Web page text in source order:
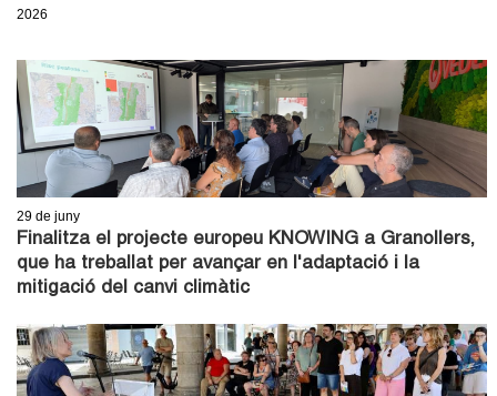
2026
29 de juny
Finalitza el projecte europeu KNOWING a Granollers,
que ha treballat per avançar en l'adaptació i la
mitigació del canvi climàtic